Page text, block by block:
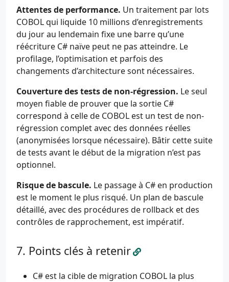
Attentes de performance. Un traitement par lots
COBOL qui liquide 10 millions d’enregistrements
du jour au lendemain fixe une barre qu’une
réécriture C# naïve peut ne pas atteindre. Le
profilage, l’optimisation et parfois des
changements d’architecture sont nécessaires.
Couverture des tests de non-régression. Le seul
moyen fiable de prouver que la sortie C#
correspond à celle de COBOL est un test de non-
régression complet avec des données réelles
(anonymisées lorsque nécessaire). Bâtir cette suite
de tests avant le début de la migration n’est pas
optionnel.
Risque de bascule. Le passage à C# en production
est le moment le plus risqué. Un plan de bascule
détaillé, avec des procédures de rollback et des
contrôles de rapprochement, est impératif.
Points clés à retenir
C# est la cible de migration COBOL la plus